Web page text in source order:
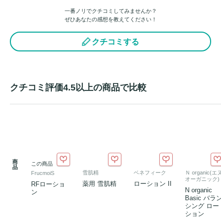
一番ノリでクチコミしてみませんか？
ぜひあなたの感想を教えてください！
クチコミする
クチコミ評価4.5以上の商品で比較
商
品
この商品
FrucmoiS
RFローショ
ン
雪肌精
薬用 雪肌精
ベネフィーク
ローション II
Ｎ organic(エ
オーガニック)
N organic
Basic バラ
シング ロー
ション